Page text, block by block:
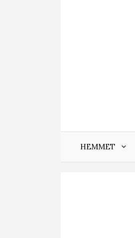
HEMMET